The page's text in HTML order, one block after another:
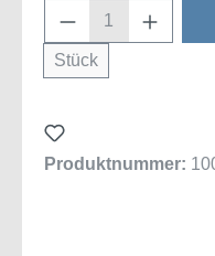
Produkt
Stück
Produktnummer: